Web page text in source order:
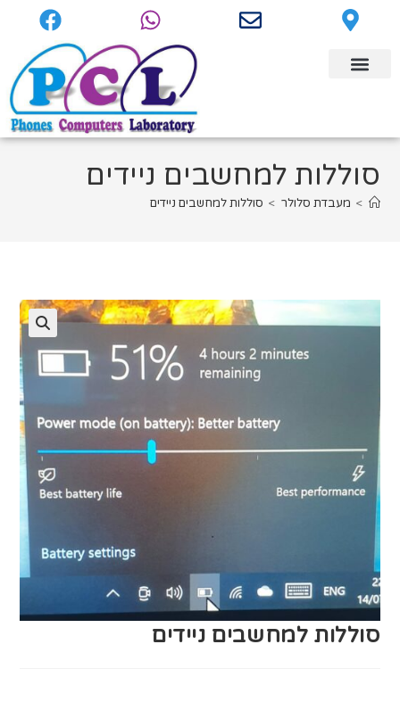
סוללות למחשבים ניידים
> מעבדת סלולר > סוללות למחשבים ניידים
סוללות למחשבים ניידים